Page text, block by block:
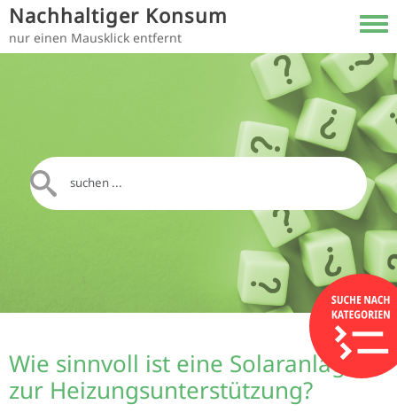
Direkt zum Inhalt
Nachhaltiger Konsum
nur einen Mausklick entfernt
Wie sinnvoll ist eine Solaranlage
zur Heizungsunterstützung?